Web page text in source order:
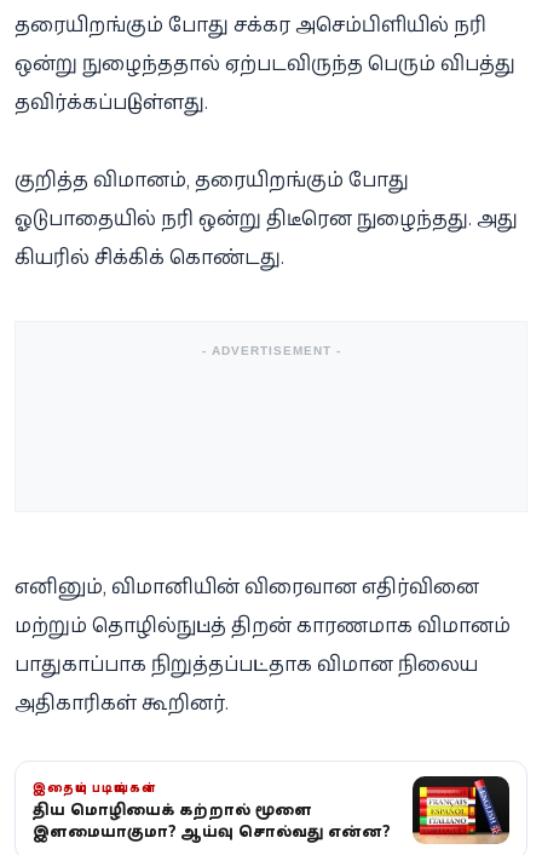
தரையிறங்கும் போது சக்கர அசெம்பிளியில் நரி
ஒன்று நுழைந்ததால் ஏற்படவிருந்த பெரும் விபத்து
தவிர்க்கப்பட்டுள்ளது.
குறித்த விமானம், தரையிறங்கும் போது
ஓடுபாதையில் நரி ஒன்று திடீரென நுழைந்தது. அது
கியரில் சிக்கிக் கொண்டது.
- ADVERTISEMENT -
எனினும், விமானியின் விரைவான எதிர்வினை
மற்றும் தொழில்நுட்பத் திறன் காரணமாக விமானம்
பாதுகாப்பாக நிறுத்தப்பட்டதாக விமான நிலைய
அதிகாரிகள் கூறினர்.
இதையும் படியுங்கள்
புதிய மொழியைக் கற்றால் மூளை
இளமையாகுமா? ஆய்வு சொல்வது என்ன?